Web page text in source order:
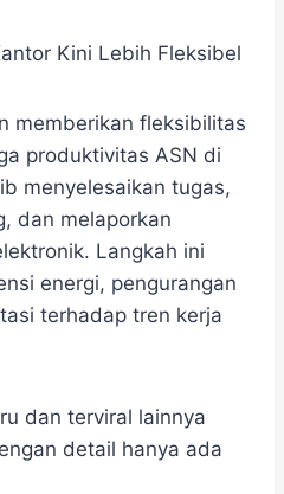
r
memberikan fleksibilitas
produktivitas ASN di
menyelesaikan tugas,
dan melaporkan
Langkah ini
energi, pengurangan
terhadap tren kerja
dan terviral lainnya
detail hanya ada